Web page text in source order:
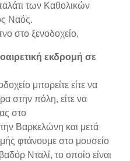
των Καθολικών
Ναός.
στο ξενοδοχείο.
εκδρομή σε
μπορείτε είτε να
στην πόλη, είτε να
στο
Βαρκελώνη και μετά
φτάνουμε στο μουσείο
Νταλί, το οποίο είναι